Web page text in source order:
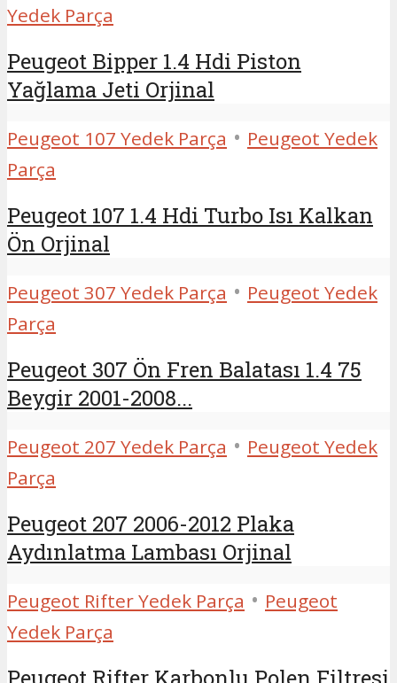
Yedek Parça
Peugeot Bipper 1.4 Hdi Piston
Yağlama Jeti Orjinal
Peugeot 107 Yedek Parça • Peugeot Yedek
Parça
Peugeot 107 1.4 Hdi Turbo Isı Kalkan
Ön Orjinal
Peugeot 307 Yedek Parça • Peugeot Yedek
Parça
Peugeot 307 Ön Fren Balatası 1.4 75
Beygir 2001-2008...
Peugeot 207 Yedek Parça • Peugeot Yedek
Parça
Peugeot 207 2006-2012 Plaka
Aydınlatma Lambası Orjinal
Peugeot Rifter Yedek Parça • Peugeot
Yedek Parça
Peugeot Rifter Karbonlu Polen Filtresi